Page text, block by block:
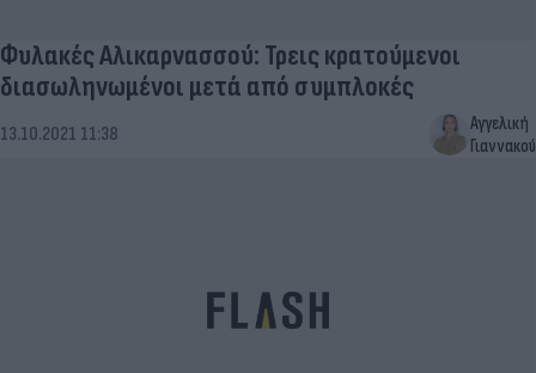
Φυλακές Αλικαρνασσού: Τρεις κρατούμενοι
διασωληνωμένοι μετά από συμπλοκές
13.10.2021 11:38
Αγγελική
Γιαννακού